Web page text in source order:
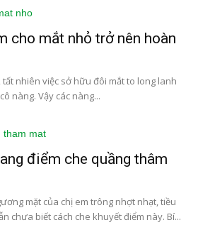
cho mắt nhỏ trở nên hoàn
nhiên việc sở hữu đôi mắt to long lanh
nàng. Vậy các nàng...
điểm che quầng thâm
mặt của chị em trông nhợt nhạt, tiều
chưa biết cách che khuyết điểm này. Bí...